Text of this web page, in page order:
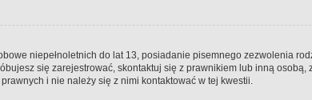
niepełnoletnich do lat 13, posiadanie pisemnego zezwolenia
się zarejestrować, skontaktuj się z prawnikiem lub inną
i nie należy się z nimi kontaktować w tej kwestii.